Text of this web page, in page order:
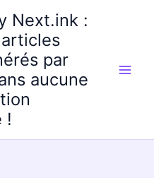
Next.ink :
par
aucune
!